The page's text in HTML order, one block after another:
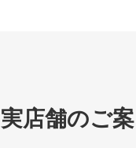
実店舗のご